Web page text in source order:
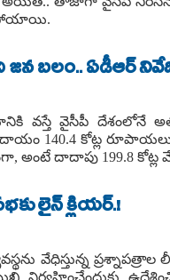
బలం.. ఏడీఆర్
వస్తే వైసీపీ దేశంలోనే
140.4 కోట్ల
అంటే దాదాపు 199.8 కోట్ల
లైన్ క్లియర్.!
వేధిస్తున్న
నిర్వహించేందుకు